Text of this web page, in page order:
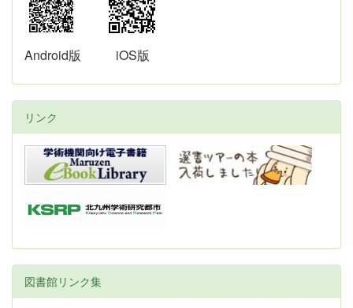
Android版 iOS版
リンク
図書館リンク集